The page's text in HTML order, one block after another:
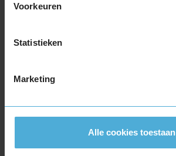
Voorkeuren
Statistieken
Marketing
Alle cookies toestaan
215/55R16 93V
215/55R16 97W EXTRALOAD
215/60R16 99H EXTRALOAD
215/60R16 99V EXTRALOAD
215/65R16 102V EXTRALOAD